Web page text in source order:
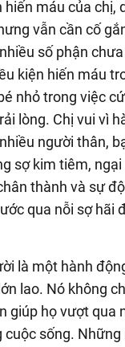
hiến máu của chị,
vẫn cần cố
số phận
kiện hiến máu
nhỏ trong việc
lòng. Chị vui vì
người thân,
sợ kim tiêm,
thành và sự
qua nỗi sợ hãi
là một hành
lao. Nó không
giúp họ vượt qua
sống.